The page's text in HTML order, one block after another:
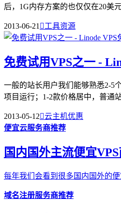
后，1G内存方案的也仅仅在20美
2013-06-21 工具资源
免费试用VPS之一 -
一般的站长用户我们能够熟悉2-5
项目运行；1-2款价格居中，普通
2013-05-12云主机优惠
便宜云服务商推荐
国内国外主流便宜
每年我们会看到很多国内国外的
域名注册服务商推荐